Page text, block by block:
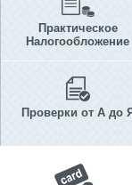
Практическое
Налогообложение
Проверки от А до Я